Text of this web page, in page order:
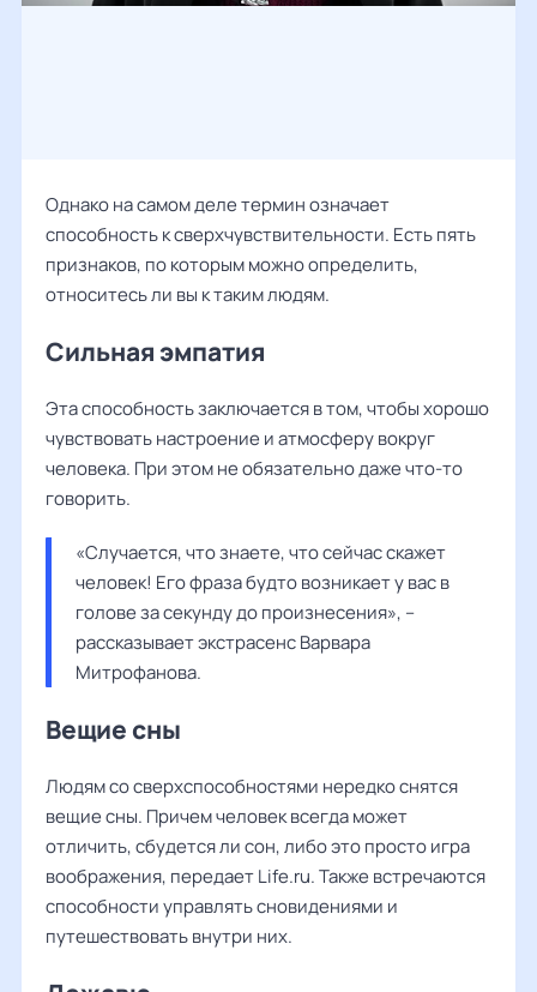
Однако на самом деле термин означает
способность к сверхчувствительности. Есть пять
признаков, по которым можно определить,
относитесь ли вы к таким людям.
Сильная эмпатия
Эта способность заключается в том, чтобы хорошо
чувствовать настроение и атмосферу вокруг
человека. При этом не обязательно даже что-то
говорить.
«Случается, что знаете, что сейчас скажет
человек! Его фраза будто возникает у вас в
голове за секунду до произнесения», –
рассказывает экстрасенс Варвара
Митрофанова.
Вещие сны
Людям со сверхспособностями нередко снятся
вещие сны. Причем человек всегда может
отличить, сбудется ли сон, либо это просто игра
воображения, передает Life.ru. Также встречаются
способности управлять сновидениями и
путешествовать внутри них.